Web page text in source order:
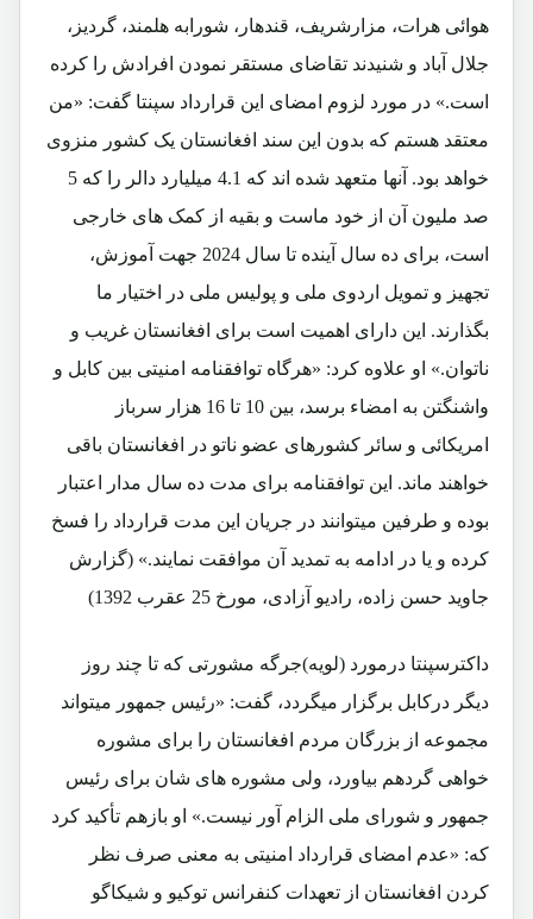
هوائی هرات، مزارشریف، قندهار، شورابه هلمند، گردیز،
جلال آباد و شنیدند تقاضای مستقر نمودن افرادش را کرده
است.» در مورد لزوم امضای این قرارداد سپنتا گفت: «من
معتقد هستم که بدون این سند افغانستان یک کشور منزوی
خواهد بود. آنها متعهد شده اند که 4.1 میلیارد دالر را که 5
صد ملیون آن از خود ماست و بقیه از کمک های خارجی
است، برای ده سال آینده تا سال 2024 جهت آموزش،
تجهیز و تمویل اردوی ملی و پولیس ملی در اختیار ما
بگذارند. این دارای اهمیت است برای افغانستان غریب و
ناتوان.» او علاوه کرد: «هرگاه توافقنامه امنیتی بین کابل و
واشنگتن به امضاء برسد، بین 10 تا 16 هزار سرباز
امریکائی و سائر کشورهای عضو ناتو در افغانستان باقی
خواهند ماند. این توافقنامه برای مدت ده سال مدار اعتبار
بوده و طرفین میتوانند در جریان این مدت قرارداد را فسخ
کرده و یا در ادامه به تمدید آن موافقت نمایند.» (گزارش
جاوید حسن زاده، رادیو آزادی، مورخ 25 عقرب 1392)
داکترسپنتا درمورد (لویه)جرگه مشورتی که تا چند روز
دیگر درکابل برگزار میگردد، گفت: «رئیس جمهور میتواند
مجموعه از بزرگان مردم افغانستان را برای مشوره
خواهی گردهم بیاورد، ولی مشوره های شان برای رئیس
جمهور و شورای ملی الزام آور نیست.» او بازهم تأکید کرد
که: «عدم امضای قرارداد امنیتی به معنی صرف نظر
کردن افغانستان از تعهدات کنفرانس توکیو و شیکاگو